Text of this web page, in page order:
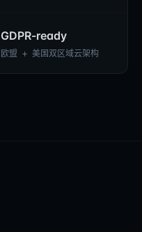
GDPR-ready
欧盟 + 美国双区域云架构